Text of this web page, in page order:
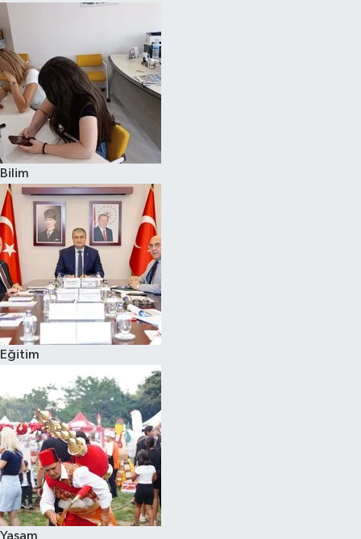
Bilim
Eğitim
Yaşam